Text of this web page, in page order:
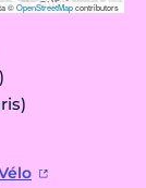
©OpenStreetMapcontributors